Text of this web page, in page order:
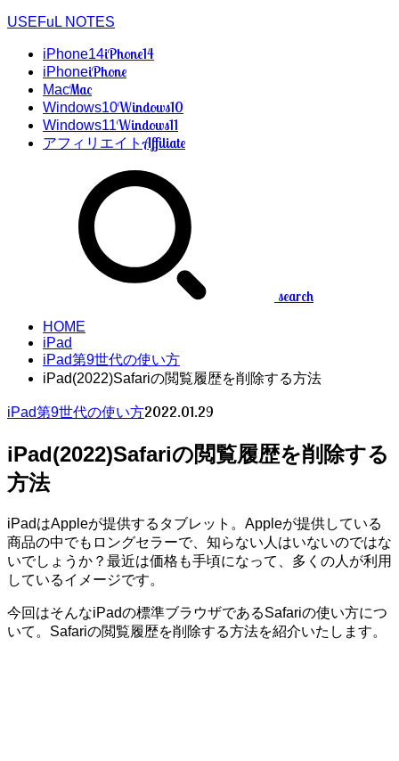
USEFuL NOTES
iPhone14iPhone14
iPhoneiPhone
MacMac
Windows10Windows10
Windows11Windows11
アフィリエイトAffiliate
search
HOME
iPad
iPad第9世代の使い方
iPad(2022)Safariの閲覧履歴を削除する方法
iPad第9世代の使い方2022.01.29
iPad(2022)Safariの閲覧履歴を削除する
方法
iPadはAppleが提供するタブレット。Appleが提供している
商品の中でもロングセラーで、知らない人はいないのではな
いでしょうか？最近は価格も手頃になって、多くの人が利用
しているイメージです。
今回はそんなiPadの標準ブラウザであるSafariの使い方につ
いて。Safariの閲覧履歴を削除する方法を紹介いたします。